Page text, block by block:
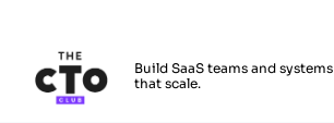
Build SaaS teams and systems
that scale.